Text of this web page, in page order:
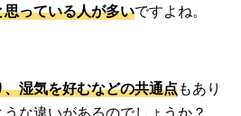
っている人が多いですよね。
湿気を好むなどの共通点もあり
な違いがあるのでしょうか？